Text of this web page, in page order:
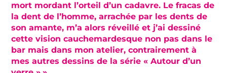
mort mordant l’orteil d’un cadavre. Le fracas de
la dent de l’homme, arrachée par les dents de
son amante, m’a alors réveillé et j’ai dessiné
cette vision cauchemardesque non pas dans le
bar mais dans mon atelier, contrairement à
mes autres dessins de la série « Autour d’un